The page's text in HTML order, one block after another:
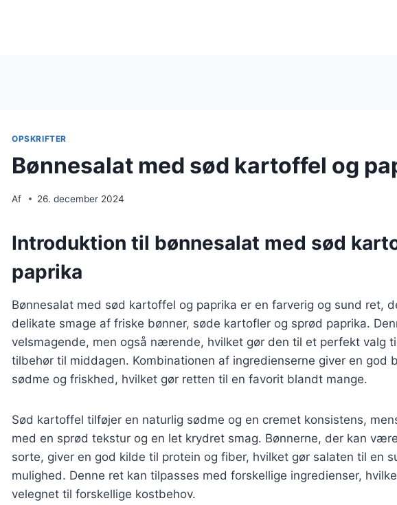
OPSKRIFTER
Bønnesalat med sød kartoffel og
Af 26. december 2024
Introduktion til bønnesalat med sød
paprika
Bønnesalat med sød kartoffel og paprika er en farverig og sund ret,
delikate smage af friske bønner, søde kartofler og sprød paprika.
velsmagende, men også nærende, hvilket gør den til et perfekt valg
tilbehør til middagen. Kombinationen af ingredienserne giver en god
sødme og friskhed, hvilket gør retten til en favorit blandt mange.
Sød kartoffel tilføjer en naturlig sødme og en cremet konsistens,
med en sprød tekstur og en let krydret smag. Bønnerne, der kan
sorte, giver en god kilde til protein og fiber, hvilket gør salaten til en
mulighed. Denne ret kan tilpasses med forskellige ingredienser,
velegnet til forskellige kostbehov.